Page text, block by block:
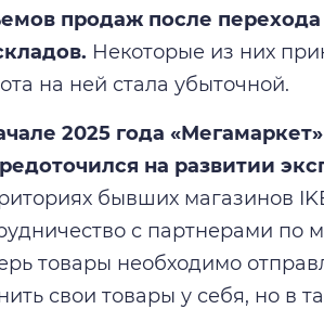
продаж после
Некоторые из них
на ней стала убыточной.
2025 года
на развитии
бывших магазинов
с партнерами по
товары необходимо
свои товары у себя, но в